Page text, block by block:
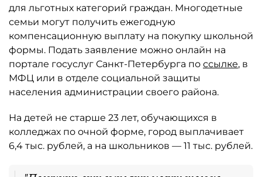
для льготных категорий граждан. Многодетные
семьи могут получить ежегодную
компенсационную выплату на покупку школьной
формы. Подать заявление можно онлайн на
портале госуслуг Санкт-Петербурга по ссылке, в
МФЦ или в отделе социальной защиты
населения администрации своего района.
На детей не старше 23 лет, обучающихся в
колледжах по очной форме, город выплачивает
6,4 тыс. рублей, а на школьников — 11 тыс. рублей.